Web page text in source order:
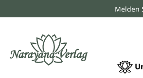
Zur HauptnavigationMelden